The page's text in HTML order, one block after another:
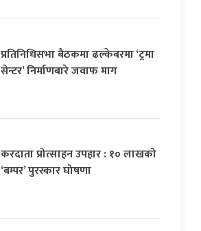
प्रतिनिधिसभा बैठकमा ढल्केबरमा ‘ट्रमा
सेन्टर’ निर्माणबारे जवाफ माग
करदाता प्रोत्साहन उपहार : १० लाखको
‘बम्पर’ पुरस्कार घोषणा